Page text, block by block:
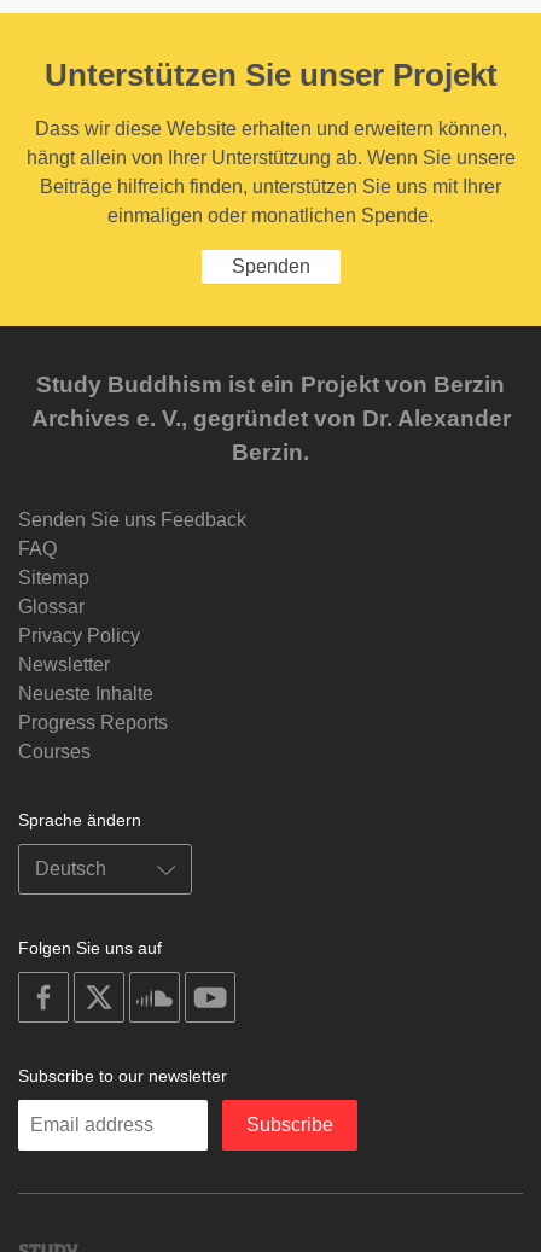
Unterstützen Sie unser Projekt
Dass wir diese Website erhalten und erweitern können,
hängt allein von Ihrer Unterstützung ab. Wenn Sie unsere
Beiträge hilfreich finden, unterstützen Sie uns mit Ihrer
einmaligen oder monatlichen Spende.
Spenden
Study Buddhism ist ein Projekt von Berzin
Archives e. V., gegründet von Dr. Alexander
Berzin.
Senden Sie uns Feedback
FAQ
Sitemap
Glossar
Privacy Policy
Newsletter
Neueste Inhalte
Progress Reports
Courses
Sprache ändern
Folgen Sie uns auf
on
facebook
soundcloud
Subscribe to our newsletter
Enter
Subscribe